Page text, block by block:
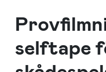
selftape